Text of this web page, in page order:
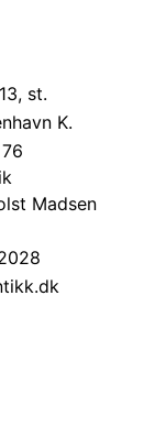
st.
K.
Madsen